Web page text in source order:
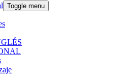
Toggle menu